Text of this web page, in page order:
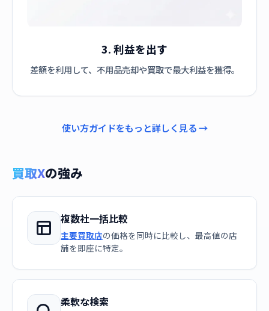
3. 利益を出す
差額を利用して、不用品売却や買取で最大利益を獲得。
使い方ガイドをもっと詳しく見る →
買取Xの強み
複数社一括比較
主要買取店の価格を同時に比較し、最高値の店
舗を即座に特定。
柔軟な検索